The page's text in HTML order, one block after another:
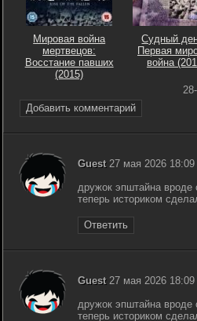
Мировая война
мертвецов:
Восстание павших
(2015)
Судный
Первая
война
Добавить комментарий
Guest27 мая 2026 18:09
дружок эпштайна вроде
теперь историком
Ответить
Guest27 мая 2026 18:09
дружок эпштайна вроде
теперь историком